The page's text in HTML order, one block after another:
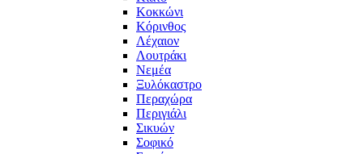
Κοκκώνι
Κόρινθος
Λέχαιον
Λουτράκι
Νεμέα
Ξυλόκαστρο
Περαχώρα
Περιγιάλι
Σικυών
Σοφικό